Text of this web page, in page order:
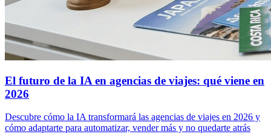
El futuro de la IA en agencias de viajes: qué viene en
2026
Descubre cómo la IA transformará las agencias de viajes en 2026 y
cómo adaptarte para automatizar, vender más y no quedarte atrás